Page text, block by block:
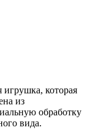
игрушка, которая
из
обработку
вида.